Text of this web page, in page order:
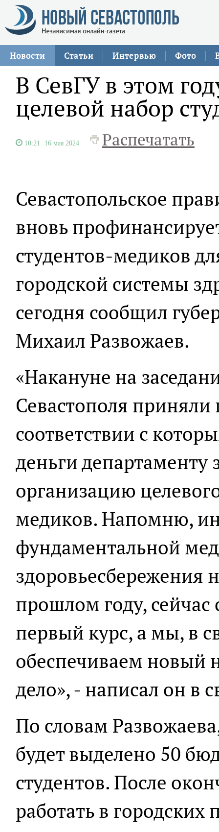
Новости Статьи Интервью Фото
В СевГУ в этом
целевой набор
10:21 16 мая 2024 Распечатать
Севастопольское
вновь
студентов-медиков
городской системы
сегодня сообщил
Михаил Развожаев.
«Накануне на
Севастополя приняли
соответствии с
деньги департаменту
организацию
медиков. Напомню,
фундаментальной
здоровьесбережения
прошлом году, сейчас
первый курс, а мы, в
обеспечиваем новый
дело», - написал он в
По словам
будет выделено 50
студентов. После
работать в городских